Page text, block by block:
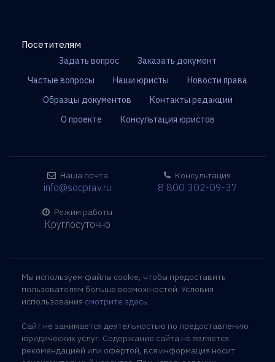
Посетителям
Задать вопрос
Заказать документ
Частые вопросы
Наши юристы
Новости права
Образцы документов
Контакты редакции
О проекте
Консультация юристов
Наша почта
info@socprav.ru
Режим работы
Круглосуточно
Консультация
8 800 302-09-37
Мы используем файлы cookie, чтобы предоставить
пользователям больше возможностей. Условия
использования смотрите здесь.
Сайт не занимается деятельностью по предоставлению
юридических услуг. Содержание сайта не является
рекомендацией или офертой, вся информация носит